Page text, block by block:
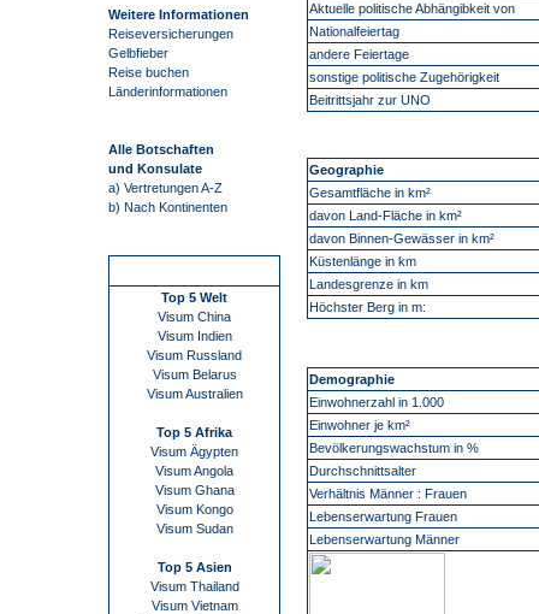
Weitere Informationen
Reiseversicherungen
Gelbfieber
Reise buchen
Länderinformationen
Alle Botschaften
und Konsulate
a) Vertretungen A-Z
b) Nach Kontinenten
Top 5 Welt
Visum China
Visum Indien
Visum Russland
Visum Belarus
Visum Australien
Top 5 Afrika
Visum Ägypten
Visum Angola
Visum Ghana
Visum Kongo
Visum Sudan
Top 5 Asien
Visum Thailand
Visum Vietnam
Aktuelle politische Abhängibkeit von
Nationalfeiertag
andere Feiertage
sonstige politische Zugehörigkeit
Beitrittsjahr zur UNO
Geographie
Gesamtfläche in km²
davon Land-Fläche in km²
davon Binnen-Gewässer in km²
Küstenlänge in km
Landesgrenze in km
Höchster Berg in m:
Demographie
Einwohnerzahl in 1.000
Einwohner je km²
Bevölkerungswachstum in %
Durchschnittsalter
Verhältnis Männer : Frauen
Lebenserwartung Frauen
Lebenserwartung Männer